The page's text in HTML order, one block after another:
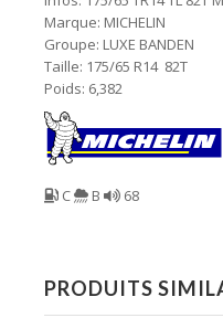
Marque: MICHELIN
Groupe: LUXE BANDEN
Taille: 175/65 R14 82T
Poids: 6,382
C B 68
PRODUITS